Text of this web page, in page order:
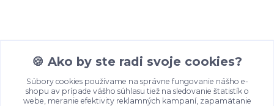
🍪 Ako by ste radi svoje cookies?
Súbory cookies používame na správne fungovanie nášho e-
shopu av prípade vášho súhlasu tiež na sledovanie štatistík o
webe, meranie efektivity reklamných kampaní, zapamätanie